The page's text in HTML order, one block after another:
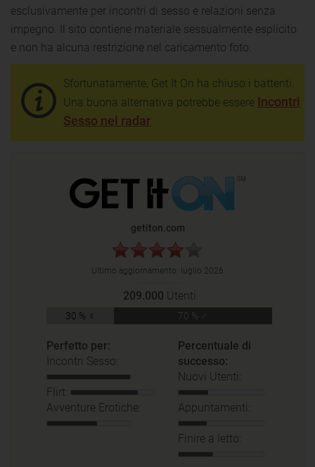
esclusivamente per incontri di sesso e relazioni senza
impegno. Il sito contiene materiale sessualmente esplicito
e non ha alcuna restrizione nel caricamento foto.
Sfortunatamente, Get It On ha chiuso i battenti.
Una buona alternativa potrebbe essere Incontri
Sesso nel radar
getiton.com
Ultimo aggiornamento: luglio 2026
209.000 Utenti
30 % ♀ 70 % ♂
Perfetto per:
Incontri Sesso:
Flirt:
Avventure Erotiche:
Percentuale di
successo:
Nuovi Utenti:
Appuntamenti:
Finire a letto: